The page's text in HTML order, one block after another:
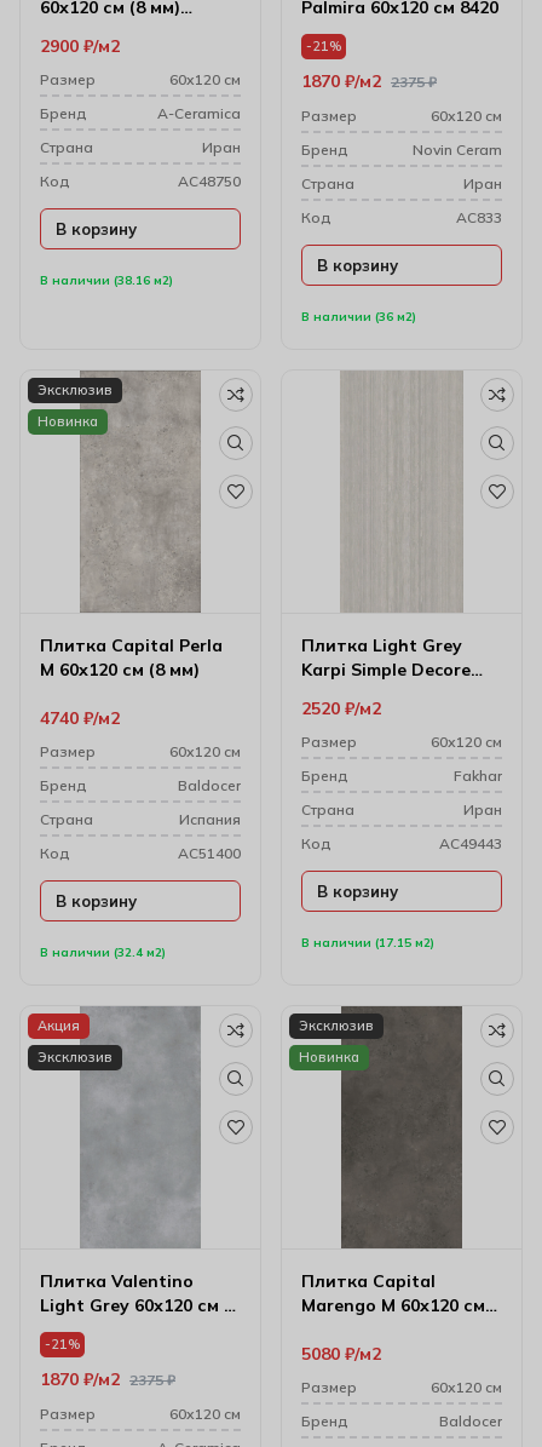
60х120 см (8 мм)
В наличии (38.16 м2)
2900 ₽ м2
Размер
60х120 см
Бренд
A-Ceramica
Cтрана
Иран
Код
AC48750
В корзину
Palmira 60х120 см 8420
В наличии (36 м2)
-21%
2375₽
1870 ₽ м2
Размер
60х120 см
Бренд
Novin Ceram
Cтрана
Иран
Код
AC833
В корзину
Эксклюзив
Новинка
Плитка Capital Perla
M 60х120 см (8 мм)
В наличии (32.4 м2)
4740 ₽ м2
Размер
60х120 см
Бренд
Baldocer
Cтрана
Испания
Код
AC51400
В корзину
Плитка Light Grey
Karpi Simple Decore
61w1216a
В наличии (17.15 м2)
2520 ₽ м2
Размер
60х120 см
Бренд
Fakhar
Cтрана
Иран
Код
AC49443
В корзину
Акция
Эксклюзив
Плитка Valentino
Light Grey 60х120 см (8
мм) 174397
-21%
2375₽
1870 ₽ м2
Размер
60х120 см
Эксклюзив
Новинка
Плитка Capital
Marengo M 60х120 см
5080 ₽ м2
Размер
60х120 см
Бренд
Baldocer